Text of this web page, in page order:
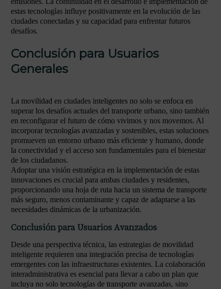
estas tecnologías influye positivamente en la evolución de las
ciudades conectadas y su capacidad para enfrentar futuros
desafíos.
Conclusión para Usuarios
Generales
La movilidad en ciudades inteligentes no solo se enfoca en
superar los desafíos actuales del transporte urbano, sino también
en reconfigurar el futuro de cómo vivimos y nos movemos. Al
incorporar tecnologías avanzadas y sostenibles, estas soluciones
promueven un entorno urbano más eficiente y humano, donde
la conectividad y el acceso son fundamentales para el bienestar
de los ciudadanos.
Adoptar una visión estratégica en la implementación de estas
innovaciones es crucial para ambas ciudades y residentes,
proporcionando una hoja de ruta hacia un sistema de transporte
más seguro, menos contaminante y capaz de adaptarse a las
necesidades dinámicas de la urbanización.
Conclusión para Usuarios Avanzados
Desde una perspectiva técnica, las estrategias de movilidad
inteligente requieren una integración precisa de tecnologías
emergentes con las infraestructuras existentes. La colaboración
interadministrativa es esencial para llevar a cabo un plan que
incluya no solo tecnologías de transporte avanzadas, sino